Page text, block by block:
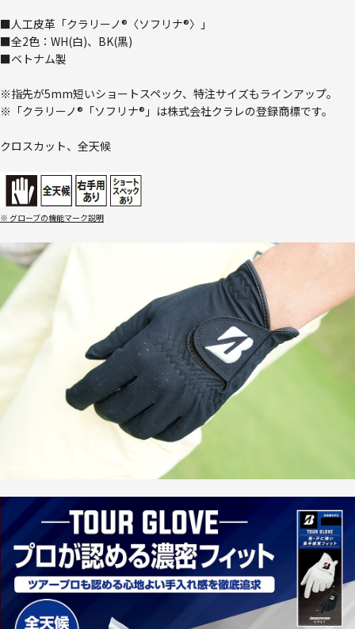
■人工皮革「クラリーノ®〈ソフリナ®〉」
■全2色：WH(白)、BK(黒)
■ベトナム製
※指先が5mm短いショートスペック、特注サイズもラインアップ。
※「クラリーノ®「ソフリナ®」は株式会社クラレの登録商標です。
クロスカット、全天候
※ グローブの機能マーク説明